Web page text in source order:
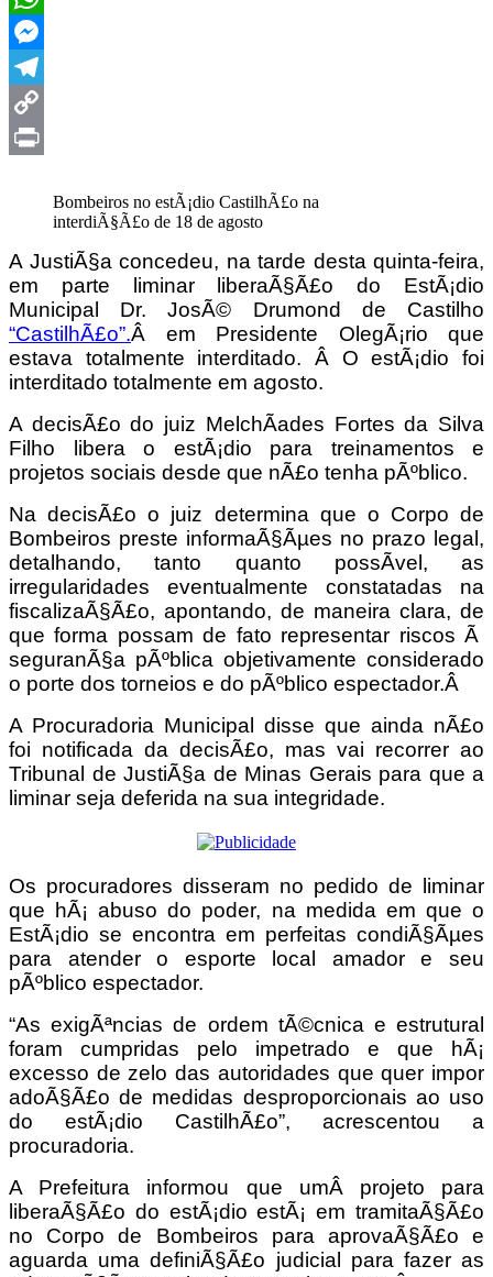
WhatsApp
Messenger
Telegram
Copy
Bombeiros no estÃ¡dio CastilhÃ£o na
interdiÃ§Ã£o de 18 de agosto
A JustiÃ§a concedeu, na tarde desta quinta-feira,
em parte liminar liberaÃ§Ã£o do EstÃ¡dio
Municipal Dr. JosÃ© Drumond de Castilho
“CastilhÃ£o”.Â em Presidente OlegÃ¡rio que
estava totalmente interditado. Â O estÃ¡dio foi
interditado totalmente em agosto.
A decisÃ£o do juiz MelchÃ­ades Fortes da Silva
Filho libera o estÃ¡dio para treinamentos e
projetos sociais desde que nÃ£o tenha pÃºblico.
Na decisÃ£o o juiz determina que o Corpo de
Bombeiros preste informaÃ§Ãµes no prazo legal,
detalhando, tanto quanto possÃ­vel, as
irregularidades eventualmente constatadas na
fiscalizaÃ§Ã£o, apontando, de maneira clara, de
que forma possam de fato representar riscos Ã
seguranÃ§a pÃºblica objetivamente considerado
o porte dos torneios e do pÃºblico espectador.Â
A Procuradoria Municipal disse que ainda nÃ£o
foi notificada da decisÃ£o, mas vai recorrer ao
Tribunal de JustiÃ§a de Minas Gerais para que a
liminar seja deferida na sua integridade.
Os procuradores disseram no pedido de liminar
que hÃ¡ abuso do poder, na medida em que o
EstÃ¡dio se encontra em perfeitas condiÃ§Ãµes
para atender o esporte local amador e seu
pÃºblico espectador.
“As exigÃªncias de ordem tÃ©cnica e estrutural
foram cumpridas pelo impetrado e que hÃ¡
excesso de zelo das autoridades que quer impor
adoÃ§Ã£o de medidas desproporcionais ao uso
do estÃ¡dio CastilhÃ£o”, acrescentou a
procuradoria.
A Prefeitura informou que umÂ projeto para
liberaÃ§Ã£o do estÃ¡dio estÃ¡ em tramitaÃ§Ã£o
no Corpo de Bombeiros para aprovaÃ§Ã£o e
aguarda uma definiÃ§Ã£o judicial para fazer as